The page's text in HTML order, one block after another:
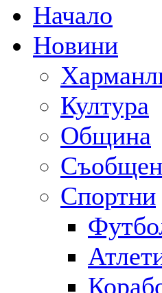
Начало
Новини
Култура
Община
Спортни